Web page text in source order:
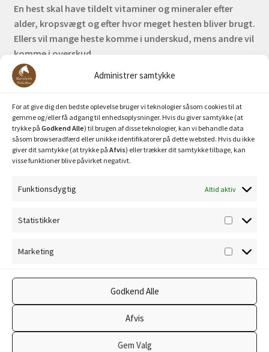
Administrer samtykke
For at give dig den bedste oplevelse bruger vi teknologier såsom cookies til at
gemme og/eller få adgang til enhedsoplysninger. Hvis du giver samtykke (at
trykke på Godkend Alle) til brugen af disse teknologier, kan vi behandle data
såsom browseradfærd eller unikke identifikatorer på dette websted. Hvis du ikke
giver dit samtykke (at trykke på Afvis) eller trækker dit samtykke tilbage, kan
visse funktioner blive påvirket negativt.
Funktionsdygtig Altid aktiv
Statistikker
Marketing
Godkend Alle
Afvis
Gem Valg
En hest skal have tildelt vitaminer og mineraler efter
alder, kropsvægt og efter hvor meget hesten bliver brugt.
Ellers vil mange heste komme i underskud, mens andre vil
komme i overskud.
Bank: Nordea / Reg: 2413 Konto nr. 6285 704 772
Privatlivspolitik
© Ravnholm Foderhus 2026
Lavet med WooCommerce